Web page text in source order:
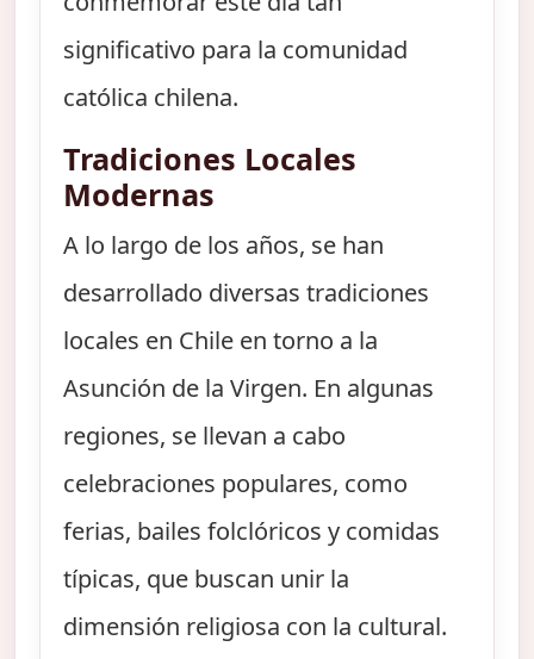
significativo para la comunidad
católica chilena.
Tradiciones Locales
Modernas
A lo largo de los años, se han
desarrollado diversas tradiciones
locales en Chile en torno a la
Asunción de la Virgen. En algunas
regiones, se llevan a cabo
celebraciones populares, como
ferias, bailes folclóricos y comidas
típicas, que buscan unir la
dimensión religiosa con la cultural.